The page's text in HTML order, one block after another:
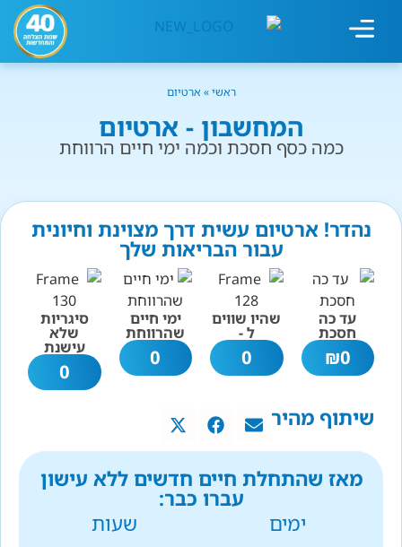
ראשי» ארטיום
המחשבון - ארטיום
כמה כסף חסכת וכמה ימי חיים הרווחת
נהדר! ארטיום עשית דרך מצוינת וחיונית
עבור הבריאות שלך
עד כה
חסכת
0
₪
שהיו שווים
ל -
0
ימי חיים
שהרווחת
0
סיגריות
שלא
עישנת
0
שיתוף מהיר
מאז שהתחלת חיים חדשים ללא עישון
עברו כבר:
ימים
שעות